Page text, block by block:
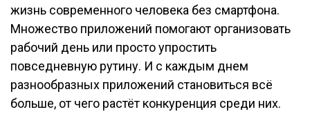
жизнь современного человека без смартфона.
Множество приложений помогают организовать
рабочий день или просто упростить
повседневную рутину. И с каждым днем
разнообразных приложений становиться всё
больше, от чего растёт конкуренция среди них.